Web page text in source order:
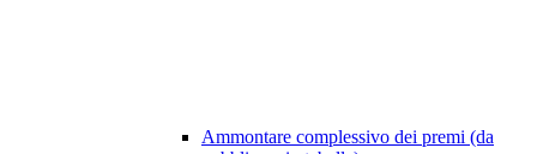
Ammontare complessivo dei premi (da